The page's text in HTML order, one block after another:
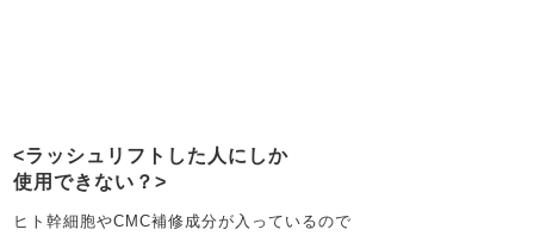
ラッシュリフトした人にしか
使用できない？
ヒト幹細胞やCMC補修成分が入っているので